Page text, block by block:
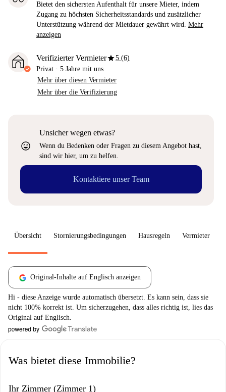
Bietet den sichersten Aufenthalt für unsere Mieter, indem
Zugang zu höchsten Sicherheitsstandards und zusätzlicher
Unterstützung während der Mietdauer gewährt wird. Mehr
anzeigen
Verifizierter Vermieterstar5 (6)
Privat · 5 Jahre mit uns
Mehr über diesen Vermieter
Mehr über die Verifizierung
sentiment_very_satisfied
Unsicher wegen etwas?
Wenn du Bedenken oder Fragen zu diesem Angebot hast,
sind wir hier, um zu helfen.
Kontaktiere unser Team
Übersicht Stornierungsbedingungen Hausregeln Vermieter
Original-Inhalte auf Englisch anzeigen
Hi - diese Anzeige wurde automatisch übersetzt. Es kann sein, dass sie
nicht 100% korrekt ist. Um sicherzugehen, dass alles richtig ist, lies das
Original auf Englisch.
Was bietet diese Immobilie?
Ihr Zimmer (Zimmer 1)